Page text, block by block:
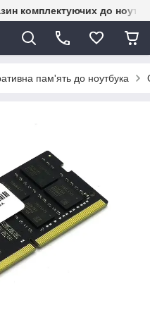
комплектуючих до
пам'ять до ноутбука